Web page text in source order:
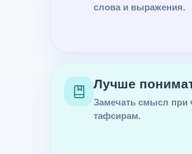
слова и выражения.
Лучше
Замечать смысл при
тафсирам.